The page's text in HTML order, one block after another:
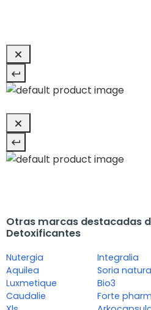
Otras marcas destacadas
Detoxificantes
Nutergia
Aquilea
Luxmetique
Caudalie
Integralia
Soria
Bio3
Forte